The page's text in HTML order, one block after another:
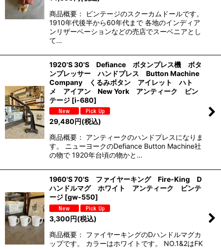
商品概要： ビンテージのスクーカムドールです。
1910年代後半から60年代まで 各地のインディア
ンリザーベーションなどの売店でスーベニアとし
て…
1920'S 30'S Defiance ボタンプレス機 ボタ
ンプレッサー ハンドプレス Button Machine
Company くるみボタン アイレット ハト
メ アイアン New York アンティーク ビン
テージ [i-680]
29,480円(税込)
商品概要： アンティークのハンドプレスになりま
す。 ニューヨークのDefiance Button Machine社
の物で 1920年台頃の物かと…
1960'S 70'S ファイヤーキング Fire-King D
ハンドルマグ ホワイト アンティーク ビンテ
ージ [gw-550]
3,300円(税込)
商品概要： ファイヤーキングのDハンドルマグカ
ップです。 カラーはホワイトです。 NO.1&2はFK